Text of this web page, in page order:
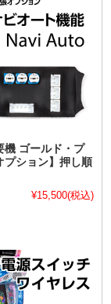
機 ゴールド・プ
プション】押し順
¥15,500(税込)